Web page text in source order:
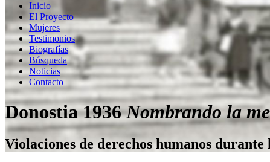
Inicio
El Proyecto
Mujeres
Testimonios
Biografías
Búsqueda
Noticias
Contacto
Donostia 1936Nombrando la
Violaciones de derechos humanos